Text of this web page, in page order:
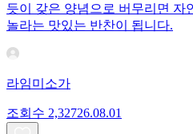
듯이 갖은 양념으로 버무리면 자
놀라는 맛있는 반찬이 됩니다.
라임미소가
조회수 2,32726.08.01